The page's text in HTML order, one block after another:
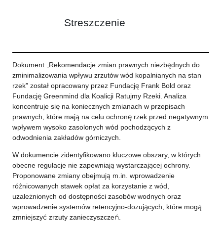
Streszczenie
Dokument „Rekomendacje zmian prawnych niezbędnych do
zminimalizowania wpływu zrzutów wód kopalnianych na stan
rzek” został opracowany przez Fundację Frank Bold oraz
Fundację Greenmind dla Koalicji Ratujmy Rzeki. Analiza
koncentruje się na koniecznych zmianach w przepisach
prawnych, które mają na celu ochronę rzek przed negatywnym
wpływem wysoko zasolonych wód pochodzących z
odwodnienia zakładów górniczych.
W dokumencie zidentyfikowano kluczowe obszary, w których
obecne regulacje nie zapewniają wystarczającej ochrony.
Proponowane zmiany obejmują m.in. wprowadzenie
różnicowanych stawek opłat za korzystanie z wód,
uzależnionych od dostępności zasobów wodnych oraz
wprowadzenie systemów retencyjno-dozujących, które mogą
zmniejszyć zrzuty zanieczyszczeń.